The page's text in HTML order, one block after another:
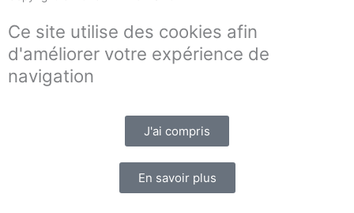
Ce site utilise des cookies afin
d'améliorer votre expérience de
navigation
J'ai compris
En savoir plus